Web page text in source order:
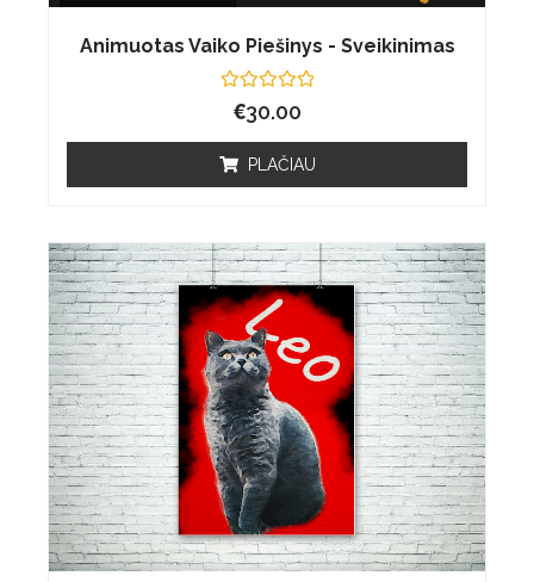
Animuotas Vaiko Piešinys - Sveikinimas
Įvertinimas:
5
€30.00
PLAČIAU